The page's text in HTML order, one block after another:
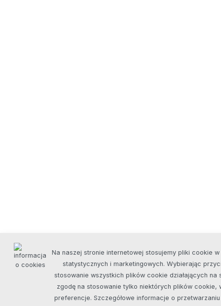
Na naszej stronie internetowej stosujemy pliki cookie
statystycznych i marketingowych. Wybierając
stosowanie wszystkich plików cookie działających
zgodę na stosowanie tylko niektórych plików cookie,
preferencje. Szczegółowe informacje o